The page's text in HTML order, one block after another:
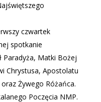
czwartek
spotkanie
Paradyża, Matki Bożej
Chrystusa, Apostolatu
Żywego Różańca.
Poczęcia NMP.